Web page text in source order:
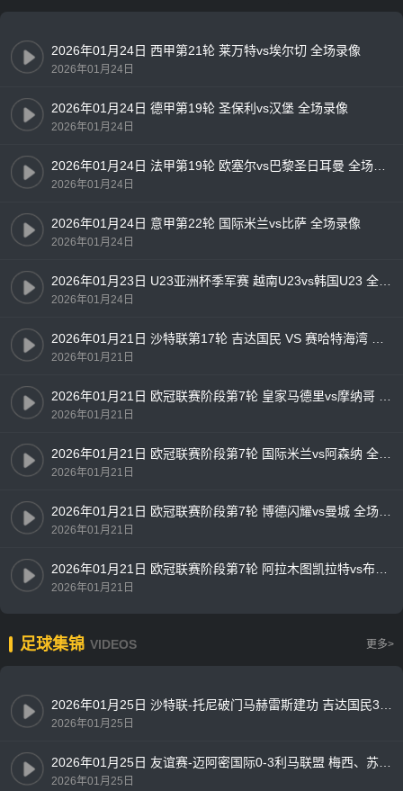
2026年01月24日 西甲第21轮 莱万特vs埃尔切 全场录像
2026年01月24日
2026年01月24日 德甲第19轮 圣保利vs汉堡 全场录像
2026年01月24日
2026年01月24日
2026年01月24日 意甲第22轮 国际米兰vs比萨 全场录像
2026年01月24日
2026年01月24日
2026年01月21日
2026年01月21日
2026年01月21日
2026年01月21日
2026年01月21日
足球集锦 VIDEOS 更多>
2026年01月25日
2026年01月25日